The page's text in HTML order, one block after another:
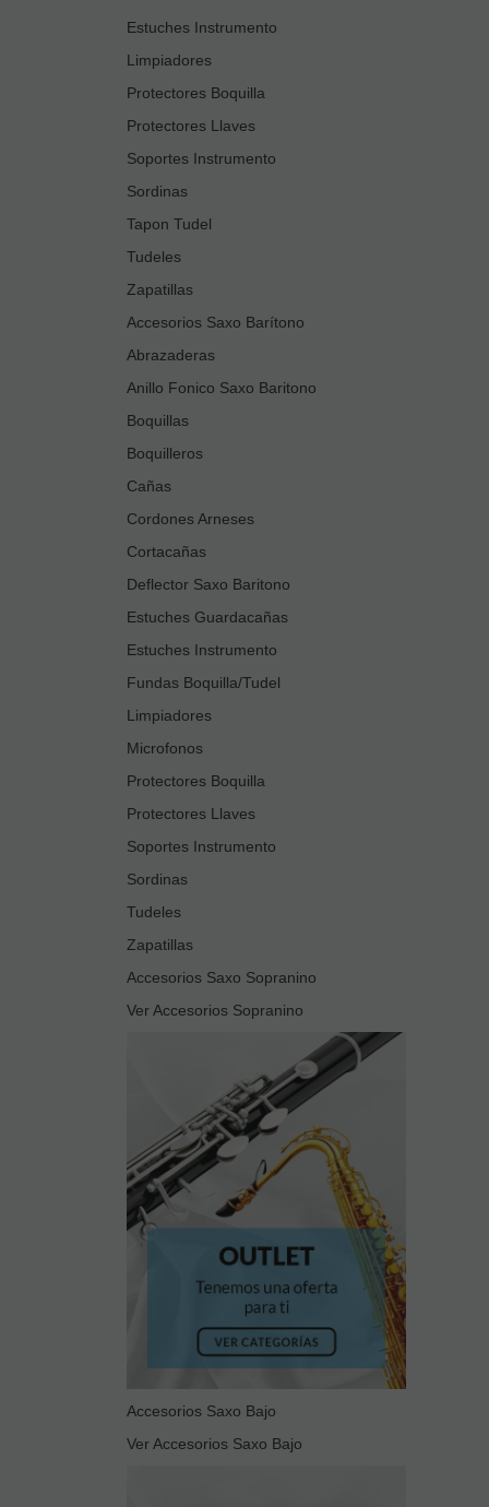
Estuches Instrumento
Limpiadores
Protectores Boquilla
Protectores Llaves
Soportes Instrumento
Sordinas
Tapon Tudel
Tudeles
Zapatillas
Accesorios Saxo Barítono
Abrazaderas
Anillo Fonico Saxo Baritono
Boquillas
Boquilleros
Cañas
Cordones Arneses
Cortacañas
Deflector Saxo Baritono
Estuches Guardacañas
Estuches Instrumento
Fundas Boquilla/Tudel
Limpiadores
Microfonos
Protectores Boquilla
Protectores Llaves
Soportes Instrumento
Sordinas
Tudeles
Zapatillas
Accesorios Saxo Sopranino
Ver Accesorios Sopranino
Accesorios Saxo Bajo
Ver Accesorios Saxo Bajo